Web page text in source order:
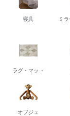
寝具
ミ
ラグ・マット
オブジェ